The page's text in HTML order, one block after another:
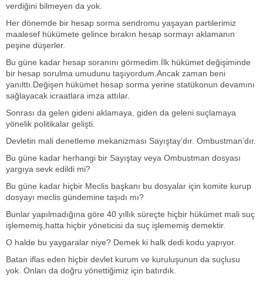
verdiğini bilmeyen da yok.
Her dönemde bir hesap sorma sendromu yaşayan partilerimiz
maalesef hükümete gelince bırakın hesap sormayı aklamanın
peşine düşerler.
Bu güne kadar hesap soranını görmedim.İlk hükümet değişiminde
bir hesap sorulma umudunu taşıyordum.Ancak zaman beni
yanılttı.Değişen hükümet hesap sorma yerine statükonun devamını
sağlayacak icraatlara imza attılar.
Sonrası da gelen gideni aklamaya, giden da geleni suçlamaya
yönelik politikalar gelişti.
Devletin mali denetleme mekanizması Sayıştay’dır. Ombustman’dır.
Bu güne kadar herhangi bir Sayıştay veya Ombustman dosyası
yargıya sevk edildi mi?
Bu güne kadar hiçbir Meclis başkanı bu dosyalar için komite kurup
dosyayı meclis gündemine taşıdı mı?
Bunlar yapılmadığına göre 40 yıllık süreçte hiçbir hükümet mali suç
işlememiş,hatta hiçbir yöneticisi da suç işlememiş demektir.
O halde bu yaygaralar niye? Demek ki halk dedi kodu yapıyor.
Batan iflas eden hiçbir devlet kurum ve kuruluşunun da suçlusu
yok. Onları da doğru yönettiğimiz için batırdık.